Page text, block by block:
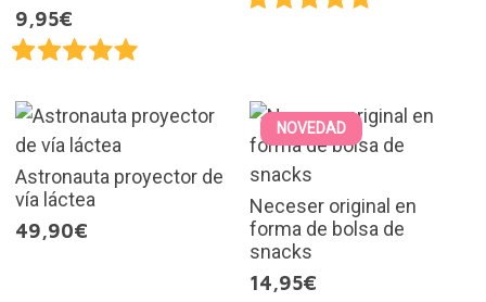
9,95€
Astronauta proyector de
vía láctea
49,90€
NOVEDAD
Neceser original en
forma de bolsa de
snacks
14,95€